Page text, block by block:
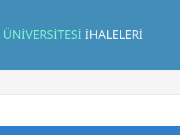
İHALELERİ